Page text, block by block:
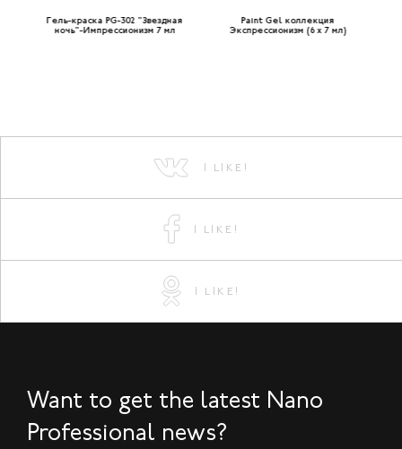
Гель-краска PG-302 "Звездная
ночь"-Импрессионизм 7 мл
Paint Gel коллекция
Экспрессионизм (6 x 7 мл)
I LIKE!
I LIKE!
I LIKE!
Want to get the latest Nano
Professional news?